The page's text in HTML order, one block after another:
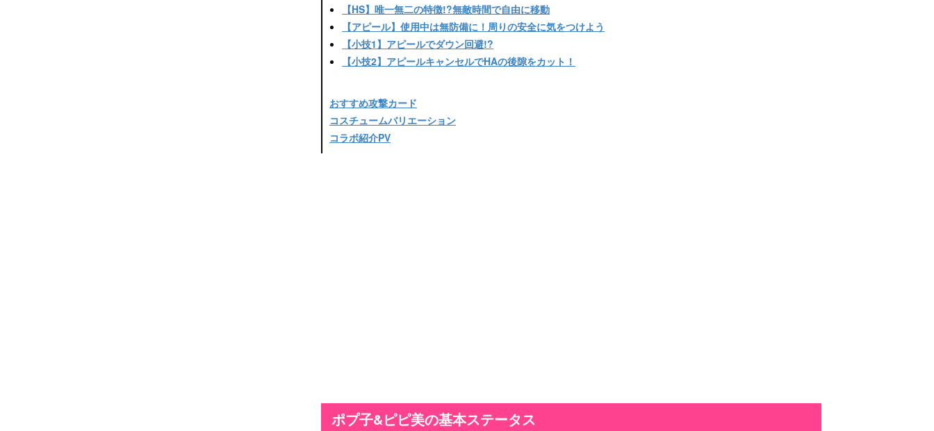
【HS】唯一無二の特徴!?無敵時間で自由に移動
【アピール】使用中は無防備に！周りの安全に気をつけよう
【小技1】アピールでダウン回避!?
【小技2】アピールキャンセルでHAの後隙をカット！
おすすめ攻撃カード
コスチュームバリエーション
コラボ紹介PV
ポプ子&ピピ美の基本ステータス